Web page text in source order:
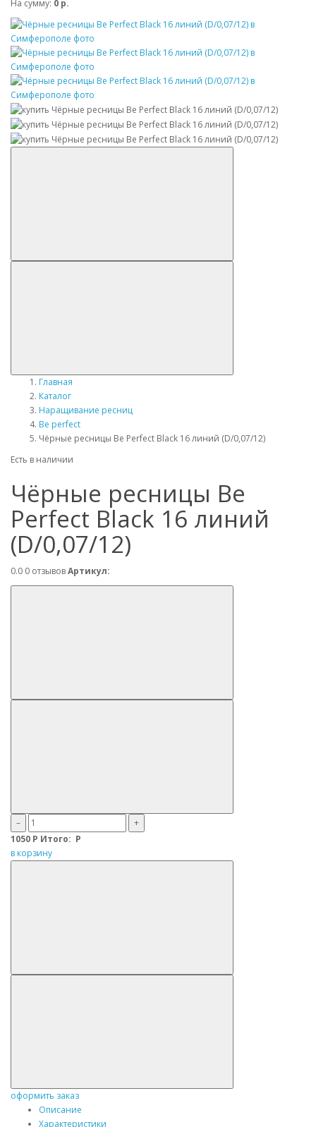
На сумму: 0 р.
Главная
Каталог
Наращивание ресниц
Be perfect
Чёрные ресницы Be Perfect Black 16 линий (D/0,07/12)
Есть в наличии
Чёрные ресницы Be
Perfect Black 16 линий
(D/0,07/12)
0.0 0 отзывовАртикул:
–
+
1050 Р Итого: Р
в корзину
оформить заказ
Описание
Характеристики